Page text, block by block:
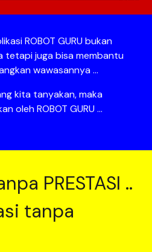
ROBOT GURU bukan
tetapi juga bisa membantu
wawasannya ...
kita tanyakan, maka
oleh ROBOT GURU ...
PRESTASI ..
tanpa